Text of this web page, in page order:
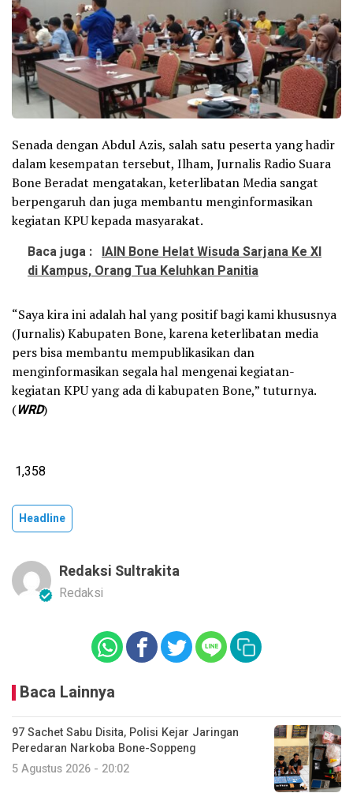
Senada dengan Abdul Azis, salah satu peserta yang hadir
dalam kesempatan tersebut, Ilham, Jurnalis Radio Suara
Bone Beradat mengatakan, keterlibatan Media sangat
berpengaruh dan juga membantu menginformasikan
kegiatan KPU kepada masyarakat.
Baca juga : IAIN Bone Helat Wisuda Sarjana Ke XI
di Kampus, Orang Tua Keluhkan Panitia
“Saya kira ini adalah hal yang positif bagi kami khususnya
(Jurnalis) Kabupaten Bone, karena keterlibatan media
pers bisa membantu mempublikasikan dan
menginformasikan segala hal mengenai kegiatan-
kegiatan KPU yang ada di kabupaten Bone,” tuturnya.
(WRD)
1,358
Headline
Redaksi Sultrakita
Redaksi
Baca Lainnya
97 Sachet Sabu Disita, Polisi Kejar Jaringan
Peredaran Narkoba Bone-Soppeng
5 Agustus 2026 - 20:02